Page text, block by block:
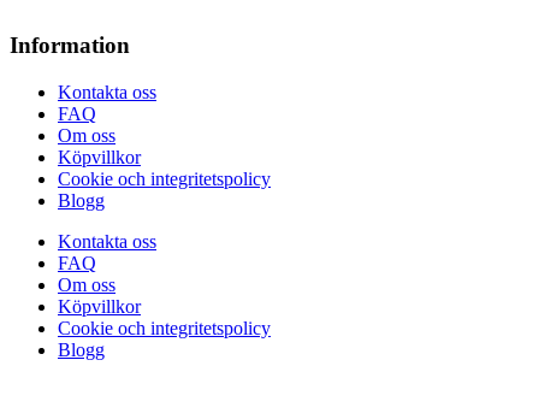
Information
Kontakta oss
FAQ
Om oss
Köpvillkor
Cookie och integritetspolicy
Blogg
Kontakta oss
FAQ
Om oss
Köpvillkor
Cookie och integritetspolicy
Blogg